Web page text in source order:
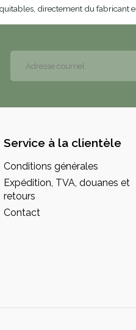
directement du fabricant
Service à la clientèle
Conditions générales
Expédition, TVA, douanes et
retours
Contact